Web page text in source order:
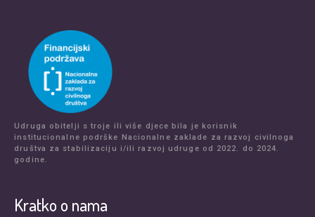
Udruga obitelji s troje ili više djece bila je korisnik
institucionalne podrške Nacionalne zaklade za razvoj civilnoga
društva za stabilizaciju i/ili razvoj udruge od 2022. do 2024.
godine.
Kratko o nama